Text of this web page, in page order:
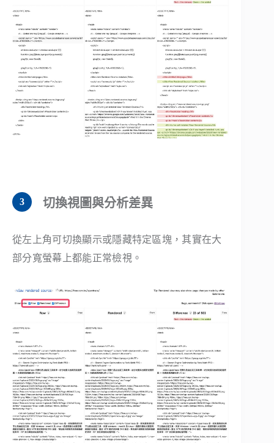
切換視圖與分析差異
從左上角可切換顯示或隱藏特定區塊，其實在大
部分寬螢幕上都能正常檢視。